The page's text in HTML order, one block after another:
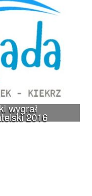
wygrał
2016